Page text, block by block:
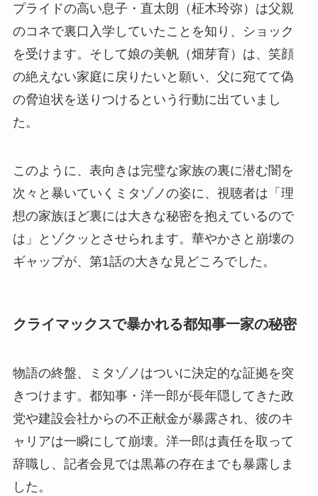
プライドの高い息子・直太朗（柾木玲弥）は父親
のコネで裏口入学していたことを知り、ショック
を受けます。そして娘の美帆（畑芽育）は、笑顔
の絶えない家庭に戻りたいと願い、父に宛てて偽
の脅迫状を送りつけるという行動に出ていまし
た。
このように、表向きは完璧な家族の裏に潜む闇を
次々と暴いていくミタゾノの姿に、視聴者は「理
想の家族ほど裏には大きな秘密を抱えているので
は」とゾクッとさせられます。華やかさと崩壊の
ギャップが、第1話の大きな見どころでした。
クライマックスで暴かれる都知事一家の秘密
物語の終盤、ミタゾノはついに決定的な証拠を突
きつけます。都知事・洋一郎が長年隠してきた政
党や建設会社からの不正献金が暴露され、彼のキ
ャリアは一瞬にして崩壊。洋一郎は責任を取って
辞職し、記者会見では黒幕の存在までも暴露しま
した。